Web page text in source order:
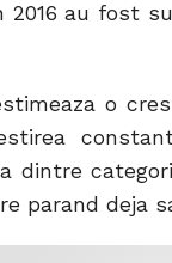
2016 au fost
o
dintre
parand deja